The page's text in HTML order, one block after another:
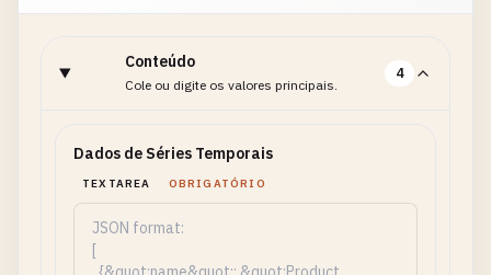
Conteúdo
Cole ou digite os valores principais.
4
Dados de Séries Temporais
TEXTAREA OBRIGATÓRIO